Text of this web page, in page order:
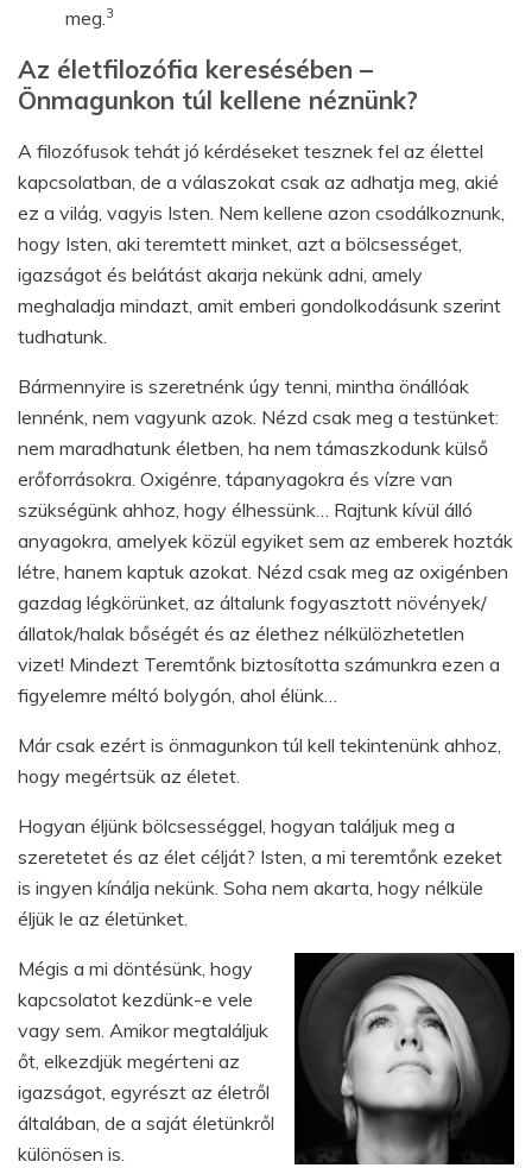
meg. 3
Az életfilozófia keresésében –
Önmagunkon túl kellene néznünk?
A filozófusok tehát jó kérdéseket tesznek fel az élettel
kapcsolatban, de a válaszokat csak az adhatja meg, akié
ez a világ, vagyis Isten. Nem kellene azon csodálkoznunk,
hogy Isten, aki teremtett minket, azt a bölcsességet,
igazságot és belátást akarja nekünk adni, amely
meghaladja mindazt, amit emberi gondolkodásunk szerint
tudhatunk.
Bármennyire is szeretnénk úgy tenni, mintha önállóak
lennénk, nem vagyunk azok. Nézd csak meg a testünket:
nem maradhatunk életben, ha nem támaszkodunk külső
erőforrásokra. Oxigénre, tápanyagokra és vízre van
szükségünk ahhoz, hogy élhessünk… Rajtunk kívül álló
anyagokra, amelyek közül egyiket sem az emberek hozták
létre, hanem kaptuk azokat. Nézd csak meg az oxigénben
gazdag légkörünket, az általunk fogyasztott növények/
állatok/halak bőségét és az élethez nélkülözhetetlen
vizet! Mindezt Teremtőnk biztosította számunkra ezen a
figyelemre méltó bolygón, ahol élünk…
Már csak ezért is önmagunkon túl kell tekintenünk ahhoz,
hogy megértsük az életet.
Hogyan éljünk bölcsességgel, hogyan találjuk meg a
szeretetet és az élet célját? Isten, a mi teremtőnk ezeket
is ingyen kínálja nekünk. Soha nem akarta, hogy nélküle
éljük le az életünket.
Mégis a mi döntésünk, hogy
kapcsolatot kezdünk-e vele
vagy sem. Amikor megtaláljuk
őt, elkezdjük megérteni az
igazságot, egyrészt az életről
általában, de a saját életünkről
különösen is.